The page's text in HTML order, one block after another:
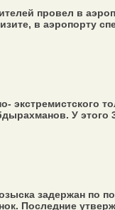
провел в
в аэропорту
У
задержан
Последние